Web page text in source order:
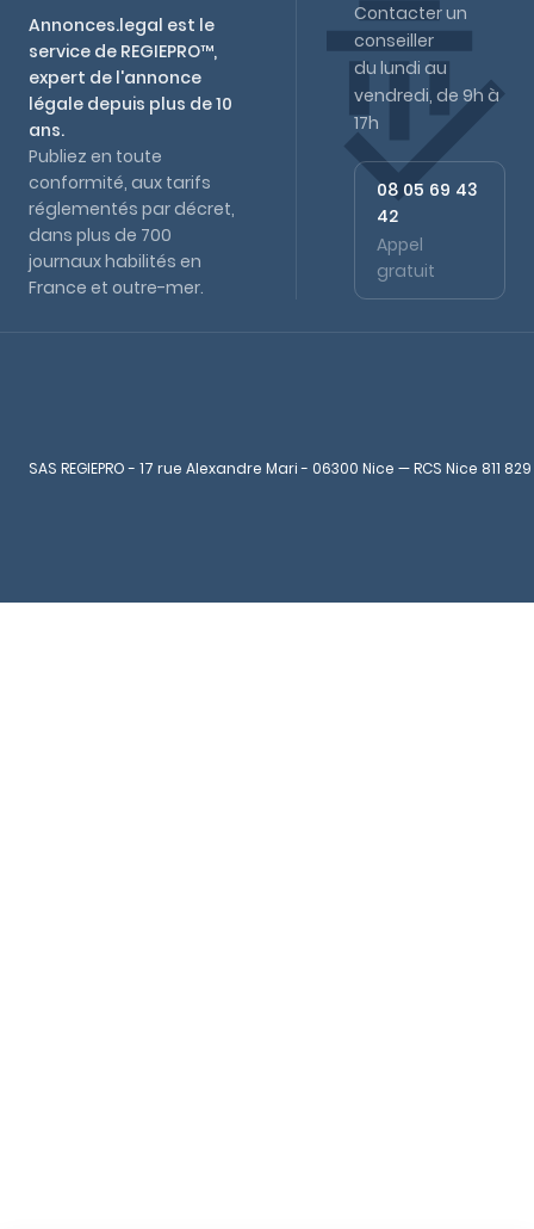
Annonces.legal est le
service de REGIEPRO™,
expert de l'annonce
légale depuis plus de 10
ans.
Publiez en toute
conformité, aux tarifs
réglementés par décret,
dans plus de 700
journaux habilités en
France et outre-mer.
Contacter un
conseiller
du lundi au
vendredi, de 9h à
17h
08 05 69 43
42
Appel
gratuit
SAS REGIEPRO - 17 rue Alexandre Mari - 06300 Nice — RCS Nice 811